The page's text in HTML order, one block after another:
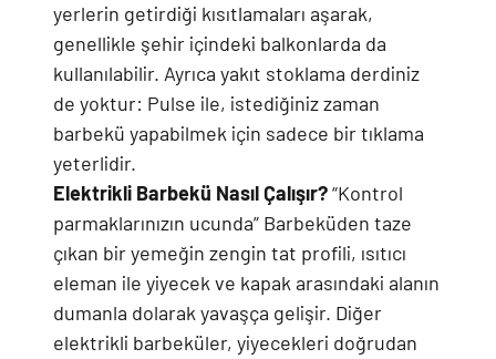
yerlerin getirdiği kısıtlamaları aşarak,
genellikle şehir içindeki balkonlarda da
kullanılabilir. Ayrıca yakıt stoklama derdiniz
de yoktur: Pulse ile, istediğiniz zaman
barbekü yapabilmek için sadece bir tıklama
yeterlidir.
Elektrikli Barbekü Nasıl Çalışır?“Kontrol
parmaklarınızın ucunda” Barbeküden taze
çıkan bir yemeğin zengin tat profili, ısıtıcı
eleman ile yiyecek ve kapak arasındaki alanın
dumanla dolarak yavaşça gelişir. Diğer
elektrikli barbeküler, yiyecekleri doğrudan